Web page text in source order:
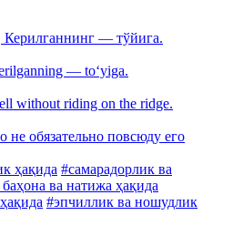
Керилганнинг — тўйига.
— to‘yiga.
without riding on the ridge.
обязательно повсюду его
ҳақида #самарадорлик ва
баҳона ва натижа ҳақида
#эпчиллик ва ношудлик